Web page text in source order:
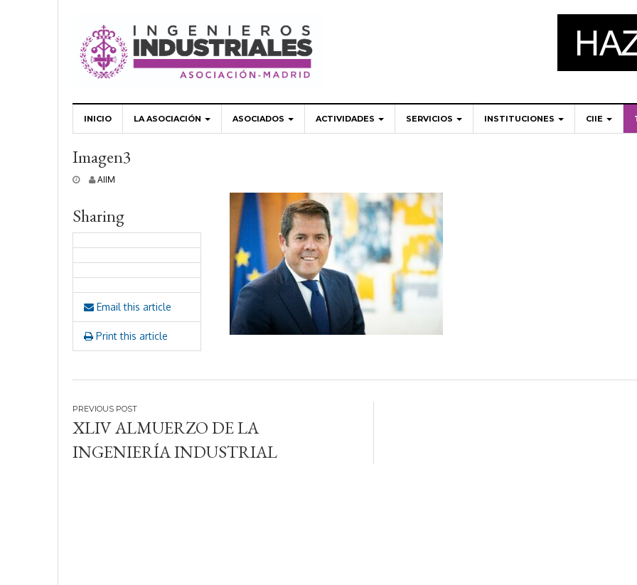
INICIO LA ASOCIACIÓN ASOCIADOS ACTIVIDADES SERVICIOS INSTITUCIONES CIIE
Imagen3
c
b
r
e
0
2
4
AIIM
Sharing
Email this article
Print this article
Navegación
de
entradas
XLIV ALMUERZO DE LA
INGENIERÍA INDUSTRIAL